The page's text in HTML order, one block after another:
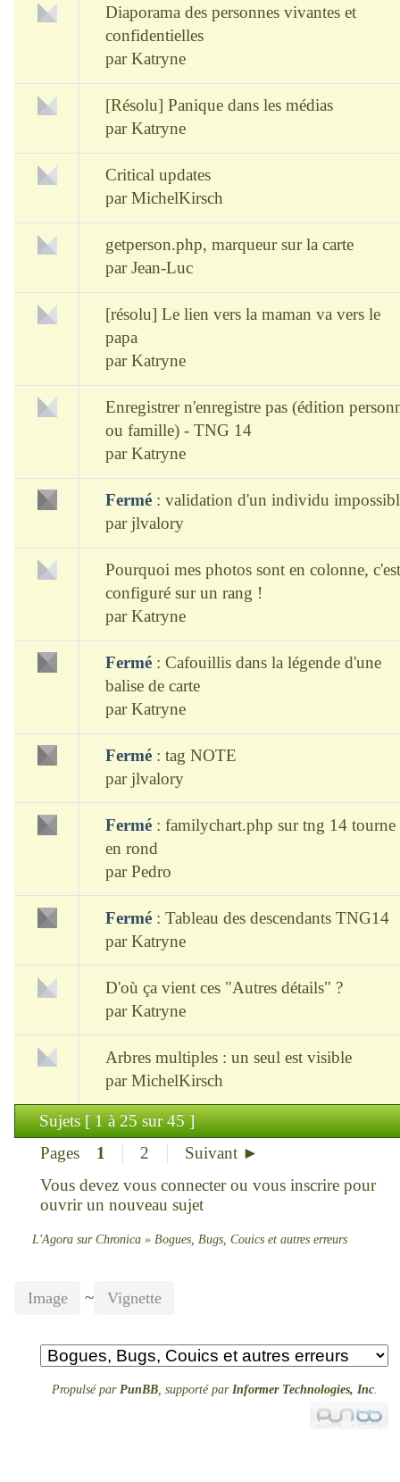
Diaporama des personnes vivantes et
confidentielles
parKatryne
[Résolu] Panique dans les médias
parKatryne
Critical updates
parMichelKirsch
getperson.php, marqueur sur la carte
parJean-Luc
[résolu] Le lien vers la maman va vers le
papa
parKatryne
Enregistrer n'enregistre pas (édition
ou famille) - TNG 14
parKatryne
Fermé: validation d'un individu
parjlvalory
Pourquoi mes photos sont en colonne, c'est
configuré sur un rang !
parKatryne
Fermé: Cafouillis dans la légende d'une
balise de carte
parKatryne
Fermé: tag NOTE
parjlvalory
Fermé: familychart.php sur tng 14 tourne
en rond
parPedro
Fermé: Tableau des descendants TNG14
parKatryne
D'où ça vient ces "Autres détails" ?
parKatryne
Arbres multiples : un seul est visible
parMichelKirsch
Sujets [ 1 à 25 sur 45 ]
Pages
1 2
Suivant ►
Vous devez vous connecterou vous inscrirepour
ouvrir un nouveau sujet
L'Agora sur Chronica » Bogues, Bugs, Couics et autres erreurs
Image ~ Vignette
Propulsé par PunBB, supporté par Informer Technologies, Inc.